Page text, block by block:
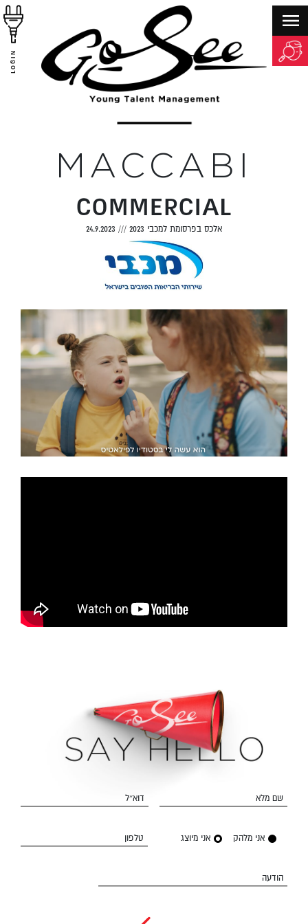
LOGIN
MACCABI
COMMERCIAL
אלכס בפרסומת למכבי 2023 ///
24.9.2023
שם מלא דוא״ל
אני מלהק אני מיוצג טלפון
הודעה